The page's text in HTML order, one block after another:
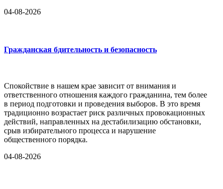
04-08-2026
Гражданская бдительность и безопасность
Спокойствие в нашем крае зависит от внимания и
ответственного отношения каждого гражданина, тем более
в период подготовки и проведения выборов. В это время
традиционно возрастает риск различных провокационных
действий, направленных на дестабилизацию обстановки,
срыв избирательного процесса и нарушение
общественного порядка.
04-08-2026